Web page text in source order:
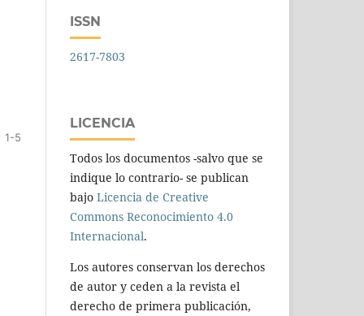
1-5
ISSN
2617-7803
LICENCIA
Todos los documentos -salvo que se
indique lo contrario- se publican
bajo Licencia de Creative
Commons Reconocimiento 4.0
Internacional.
Los autores conservan los derechos
de autor y ceden a la revista el
derecho de primera publicación,